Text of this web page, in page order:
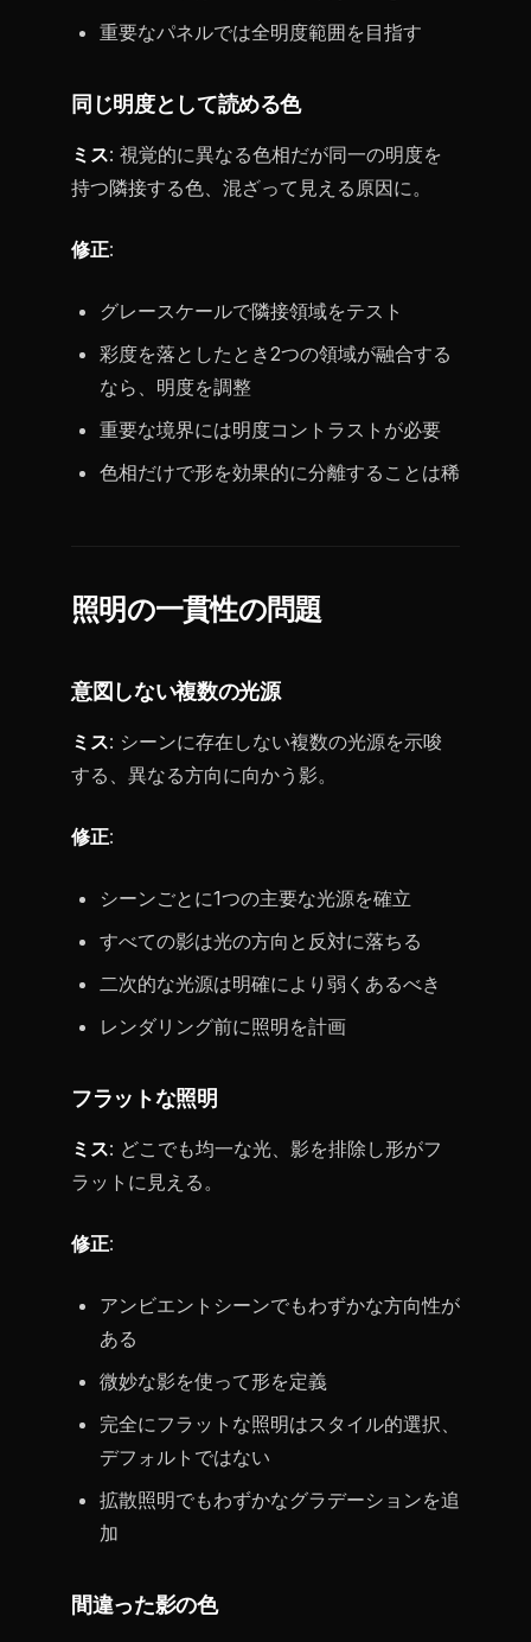
重要なパネルでは全明度範囲を目指す
同じ明度として読める色
ミス: 視覚的に異なる色相だが同一の明度を
持つ隣接する色、混ざって見える原因に。
修正:
グレースケールで隣接領域をテスト
彩度を落としたとき2つの領域が融合する
なら、明度を調整
重要な境界には明度コントラストが必要
色相だけで形を効果的に分離することは稀
照明の一貫性の問題
意図しない複数の光源
ミス: シーンに存在しない複数の光源を示唆
する、異なる方向に向かう影。
修正:
シーンごとに1つの主要な光源を確立
すべての影は光の方向と反対に落ちる
二次的な光源は明確により弱くあるべき
レンダリング前に照明を計画
フラットな照明
ミス: どこでも均一な光、影を排除し形がフ
ラットに見える。
修正:
アンビエントシーンでもわずかな方向性が
ある
微妙な影を使って形を定義
完全にフラットな照明はスタイル的選択、
デフォルトではない
拡散照明でもわずかなグラデーションを追
加
間違った影の色